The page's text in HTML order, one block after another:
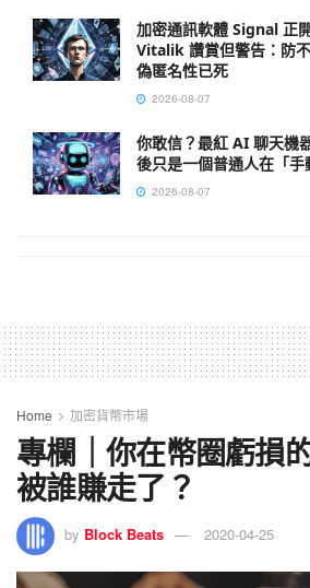
加密通訊軟體 Signal 正
Vitalik 讚賞但警告：防
偽匿名性已死
2026-08-07
你敢信？最紅 AI 聊天機
後只是一個普通人在「手
2026-08-07
Home 加密貨幣市場
專欄｜你在幣圈虧損
被誰賺走了？
by Block Beats 2020-04-25